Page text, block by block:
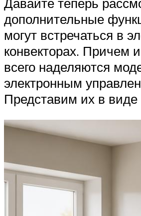
дополнительные
могут встречаться в
конвекторах. Причем
всего наделяются
электронным
Представим их в виде